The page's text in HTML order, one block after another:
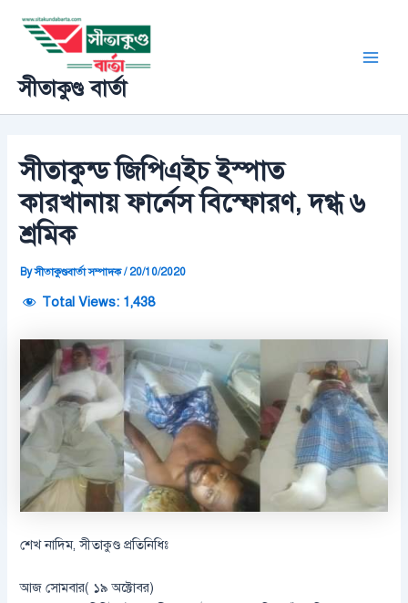
content
সীতাকুণ্ড বার্তা
সীতাকুন্ড জিপিএইচ ইস্পাত
কারখানায় ফার্নেস বিস্ফোরণ, দগ্ধ ৬
শ্রমিক
Byসীতাকুণ্ডবার্তা সম্পাদক/ 20/10/2020
Total Views: 1,438
শেখ নাদিম, সীতাকুণ্ড প্রতিনিধিঃ
আজ সোমবার( ১৯ অক্টোবর)
navigation